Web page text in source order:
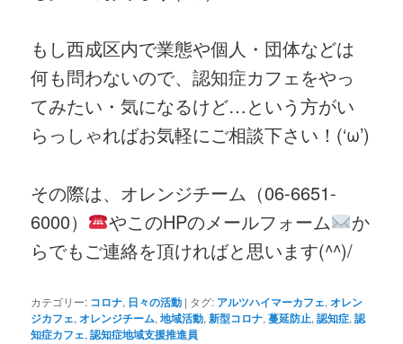
もし西成区内で業態や個人・団体などは
何も問わないので、認知症カフェをやっ
てみたい・気になるけど…という方がい
らっしゃればお気軽にご相談下さい！(‘ω’)
その際は、オレンジチーム（06-6651-
6000）
やこのHPのメールフォーム
か
らでもご連絡を頂ければと思います(^^)/
カテゴリー: コロナ, 日々の活動 | タグ: アルツハイマーカフェ,オレン
ジカフェ,オレンジチーム,地域活動,新型コロナ,蔓延防止,認知症,認
知症カフェ,認知症地域支援推進員